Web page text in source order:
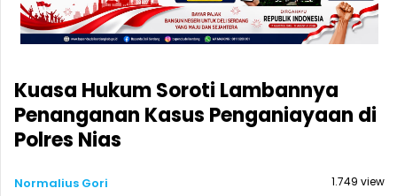
Kuasa Hukum Soroti Lambannya
Penanganan Kasus Penganiayaan di
Polres Nias
Normalius Gori
1.749 view